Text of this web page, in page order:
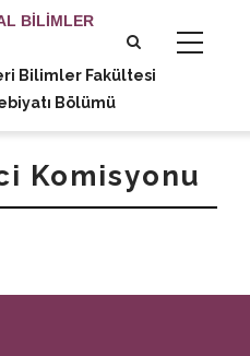
BİLİMLER
Bilimler Fakültesi
Bölümü
Komisyonu